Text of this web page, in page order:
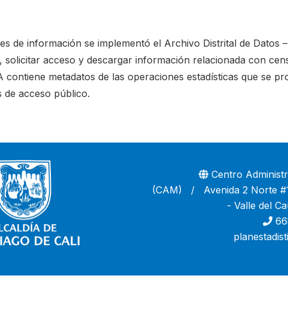
de información se implementó el Archivo Distrital de Datos
acceso y descargar información relacionada con
metadatos de las operaciones estadísticas que se
de acceso público.
Centro
(CAM) / Avenida 2 Norte
- Valle del